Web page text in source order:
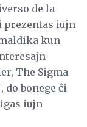
de la
prezentas iujn
kun
The Sigma
do bonege ĉi
iujn